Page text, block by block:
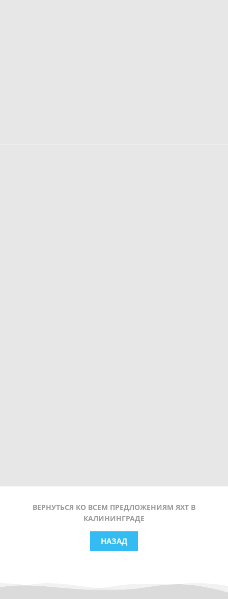
ВЕРНУТЬСЯ КО ВСЕМ ПРЕДЛОЖЕНИЯМ ЯХТ В
КАЛИНИНГРАДЕ
НАЗАД